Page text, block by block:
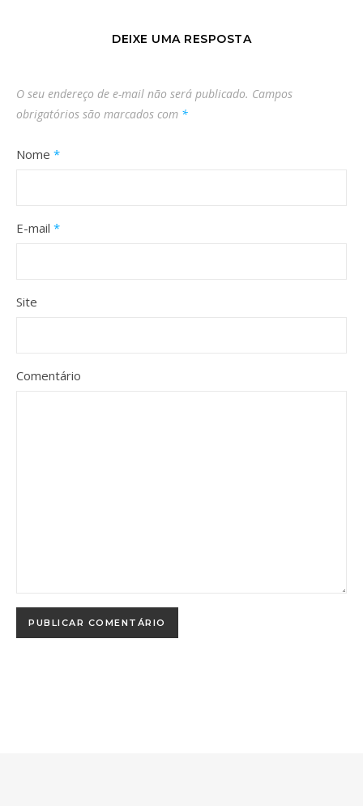
DEIXE UMA RESPOSTA
O seu endereço de e-mail não será publicado. Campos
obrigatórios são marcados com *
Nome *
E-mail *
Site
Comentário